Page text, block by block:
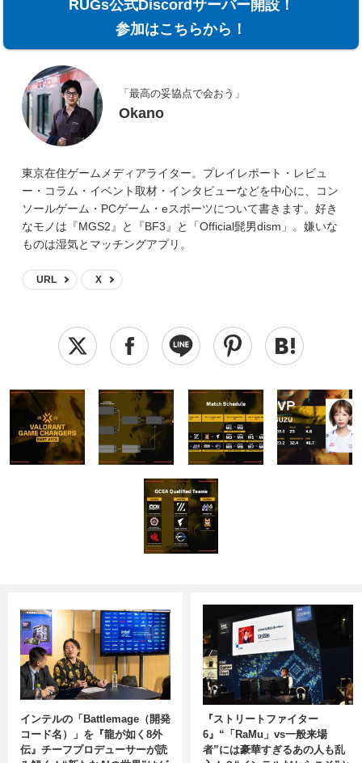
RUGs公式Discordサーバー開設！
参加はこちらから！
「最高の妥協点で会おう」
Okano
東京在住ゲームメディアライター。プレイレポート・レビュ
ー・コラム・イベント取材・インタビューなどを中心に、コン
ソールゲーム・PCゲーム・eスポーツについて書きます。好き
なモノは『MGS2』と『BF3』と「Official髭男dism」。嫌いな
ものは湿気とマッチングアプリ。
URL X
インテルの「Battlemage（開発
コード名）」を『龍が如く8外
伝』チーフプロデューサーが読
『ストリートファイター
6』“「RaMu」vs一般来場
者”には豪華すぎるあの人も乱